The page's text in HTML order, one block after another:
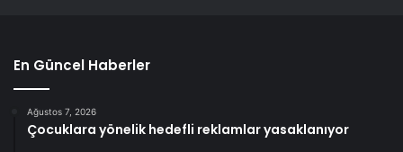
En Güncel Haberler
Ağustos 7, 2026
Çocuklara yönelik hedefli reklamlar yasaklanıyor